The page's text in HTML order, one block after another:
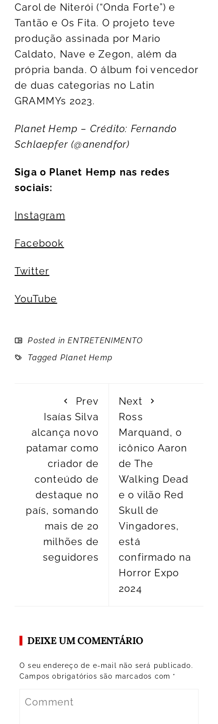
Carol de Niterói (“Onda Forte”) e
Tantão e Os Fita. O projeto teve
produção assinada por Mario
Caldato, Nave e Zegon, além da
própria banda. O álbum foi vencedor
de duas categorias no Latin
GRAMMYs 2023.
Planet Hemp – Crédito: Fernando
Schlaepfer (@anendfor)
Siga o Planet Hemp nas redes
sociais:
Instagram
Facebook
Twitter
YouTube
Posted inENTRETENIMENTO
Tagged Planet Hemp
Prev
Isaías Silva
alcança novo
patamar como
criador de
conteúdo de
destaque no
país, somando
mais de 20
milhões de
seguidores
Next
Ross
Marquand, o
icônico Aaron
de The
Walking Dead
e o vilão Red
Skull de
Vingadores,
está
confirmado na
Horror Expo
2024
DEIXE UM COMENTÁRIO
O seu endereço de e-mail não será publicado.
Campos obrigatórios são marcados com *